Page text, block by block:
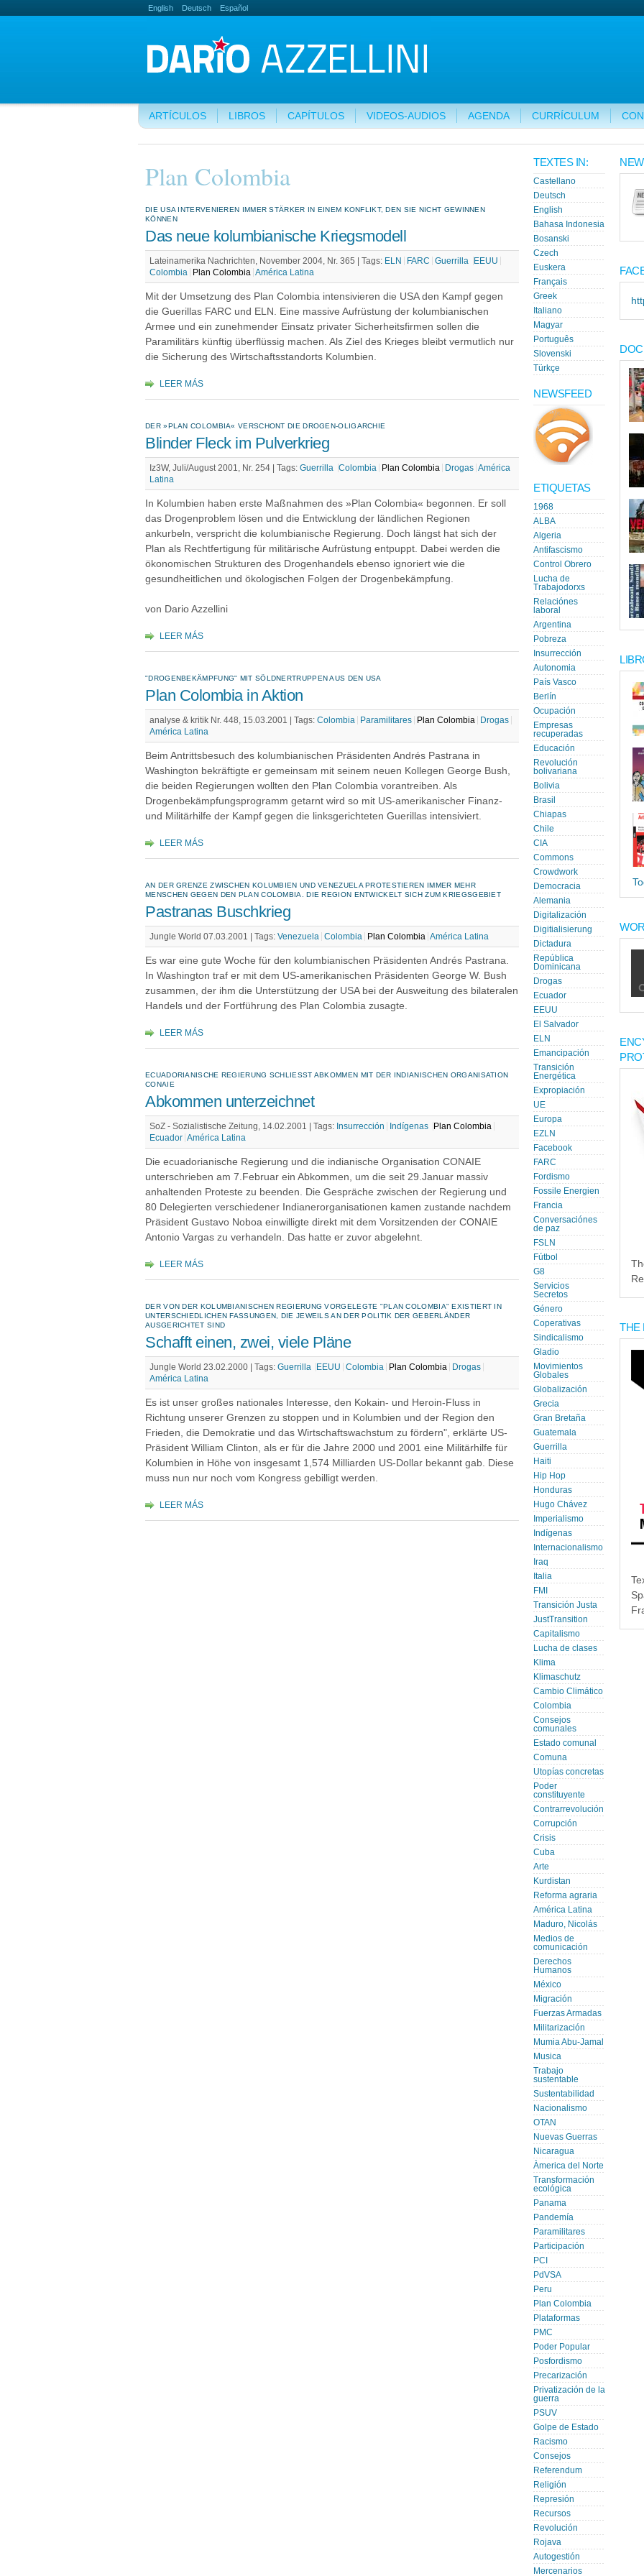
English Deutsch Español
ARTÍCULOS LIBROS CAPÍTULOS VIDEOS-AUDIOS AGENDA CURRÍCULUM
Plan Colombia
DIE USA INTERVENIEREN IMMER STÄRKER IN EINEM KONFLIKT, DEN SIE NICHT GEWINNEN
KÖNNEN
Das neue kolumbianische Kriegsmodell
Lateinamerika Nachrichten, November 2004, Nr. 365 | Tags: ELN FARC Guerrilla
EEUU
Colombia
Plan Colombia América Latina
Mit der Umsetzung des Plan Colombia intensivieren die USA den Kampf gegen
die Guerillas FARC und ELN. Eine massive Aufrüstung der kolumbianischen
Armee und ein zunehmender Einsatz privater Sicherheitsfirmen sollen die
Paramilitärs künftig überflüssig machen. Als Ziel des Krieges bleibt vermutlich nur
die Sicherung des Wirtschaftsstandorts Kolumbien.
LEER MÁS
DER »PLAN COLOMBIA« VERSCHONT DIE DROGEN-OLIGARCHIE
Blinder Fleck im Pulverkrieg
Iz3W, Juli/August 2001, Nr. 254 | Tags: Guerrilla Colombia Plan Colombia Drogas América
Latina
In Kolumbien haben erste Maßnahmen des »Plan Colombia« begonnen. Er soll
das Drogenproblem lösen und die Entwicklung der ländlichen Regionen
ankurbeln, verspricht die kolumbianische Regierung. Doch längst hat sich der
Plan als Rechtfertigung für militärische Aufrüstung entpuppt. Dabei werden die
ökonomischen Strukturen des Drogenhandels ebenso ignoriert wie die
gesundheitlichen und ökologischen Folgen der Drogenbekämpfung.
von Dario Azzellini
LEER MÁS
"DROGENBEKÄMPFUNG" MIT SÖLDNERTRUPPEN AUS DEN USA
Plan Colombia in Aktion
analyse & kritik Nr. 448, 15.03.2001 | Tags: Colombia Paramilitares Plan Colombia
Drogas
América Latina
Beim Antrittsbesuch des kolumbianischen Präsidenten Andrés Pastrana in
Washington bekräftigte er gemeinsam mit seinem neuen Kollegen George Bush,
die beiden Regierungen wollten den Plan Colombia vorantreiben. Als
Drogenbekämpfungsprogramm getarnt wird so mit US-amerikanischer Finanz-
und Militärhilfe der Kampf gegen die linksgerichteten Guerillas intensiviert.
LEER MÁS
AN DER GRENZE ZWISCHEN KOLUMBIEN UND VENEZUELA PROTESTIEREN IMMER MEHR
MENSCHEN GEGEN DEN PLAN COLOMBIA. DIE REGION ENTWICKELT SICH ZUM KRIEGSGEBIET
Pastranas Buschkrieg
Jungle World 07.03.2001 | Tags: Venezuela Colombia Plan Colombia América Latina
Es war eine gute Woche für den kolumbianischen Präsidenten Andrés Pastrana.
In Washington traf er mit dem US-amerikanischen Präsidenten George W. Bush
zusammen, der ihm die Unterstützung der USA bei der Ausweitung des bilateralen
Handels und der Fortführung des Plan Colombia zusagte.
LEER MÁS
ECUADORIANISCHE REGIERUNG SCHLIESST ABKOMMEN MIT DER INDIANISCHEN ORGANISATION C
ONAIE
Abkommen unterzeichnet
SoZ - Sozialistische Zeitung, 14.02.2001 | Tags: Insurrección Indígenas
Plan Colombia
Ecuador América Latina
Die ecuadorianische Regierung und die indianische Organisation CONAIE
unterschrieben am 7.Februar ein Abkommen, um die seit 29.Januar massiv
anhaltenden Proteste zu beenden. Die Gespräche zwischen der Regierung und
80 Delegierten verschiedener Indianerorganisationen kamen zustande nachdem
Präsident Gustavo Noboa einwilligte direkt mit dem Vorsitzenden der CONAIE
Antonio Vargas zu verhandeln. Das hatte er zuvor abgelehnt.
LEER MÁS
DER VON DER KOLUMBIANISCHEN REGIERUNG VORGELEGTE "PLAN COLOMBIA" EXISTIERT IN
UNTERSCHIEDLICHEN FASSUNGEN, DIE JEWEILS AN DER POLITIK DER GEBERLÄNDER
AUSGERICHTET SIND
Schafft einen, zwei, viele Pläne
Jungle World 23.02.2000 | Tags: Guerrilla EEUU Colombia Plan Colombia
Drogas
América Latina
Es ist unser großes nationales Interesse, den Kokain- und Heroin-Fluss in
Richtung unserer Grenzen zu stoppen und in Kolumbien und der Region den
Frieden, die Demokratie und das Wirtschaftswachstum zu fördern", erklärte US-
Präsident William Clinton, als er für die Jahre 2000 und 2001 eine Militärhilfe für
Kolumbien in Höhe von insgesamt 1,574 Milliarden US-Dollar bekannt gab. Diese
muss nun nur noch vom Kongress gebilligt werden.
LEER MÁS
TEXTES IN:
Castellano
Deutsch
English
Bahasa Indonesia
Bosanski
Czech
Euskera
Français
Greek
Italiano
Magyar
Português
Slovenski
Türkçe
NEWSFEED
ETIQUETAS
1968
ALBA
Algeria
Antifascismo
Control Obrero
Lucha de
Trabajodorxs
Relaciónes
laboral
Argentina
Pobreza
Insurrección
Autonomia
País Vasco
Berlín
Ocupación
Empresas
recuperadas
Educación
Revolución
bolivariana
Bolivia
Brasil
Chiapas
Chile
CIA
Commons
Crowdwork
Democracia
Alemania
Digitalización
Digitialisierung
Dictadura
República
Dominicana
Drogas
Ecuador
EEUU
El Salvador
ELN
Emancipación
Transición
Energética
Expropiación
UE
Europa
EZLN
Facebook
FARC
Fordismo
Fossile Energien
Francia
Conversaciónes
de paz
FSLN
Fútbol
G8
Servicios
Secretos
Género
Coperativas
Sindicalismo
Gladio
Movimientos
Globales
Globalización
Grecia
Gran Bretaña
Guatemala
Guerrilla
Haiti
Hip Hop
Honduras
Hugo Chávez
Imperialismo
Indígenas
Internacionalismo
Iraq
Italia
FMI
Transición Justa
JustTransition
Capitalismo
Lucha de clases
Klima
Klimaschutz
Cambio Climático
Colombia
Consejos
comunales
Estado comunal
Comuna
Utopías concretas
Poder
constituyente
Contrarrevolución
Corrupción
Crisis
Cuba
Arte
Kurdistan
Reforma agraria
América Latina
Maduro, Nicolás
Medios de
comunicación
Derechos
Humanos
México
Migración
Fuerzas Armadas
Militarización
Mumia Abu-Jamal
Musica
Trabajo
sustentable
Sustentabilidad
Nacionalismo
OTAN
Nuevas Guerras
Nicaragua
Àmerica del Norte
Transformación
ecológica
Panama
Pandemía
Paramilitares
Participación
PCI
PdVSA
Peru
Plan Colombia
Plataformas
PMC
Poder Popular
Posfordismo
Precarización
Privatización de la
guerra
PSUV
Golpe de Estado
Racismo
Consejos
Referendum
Religión
Represión
Recursos
Revolución
Rojava
Autogestión
Mercenarios
THE